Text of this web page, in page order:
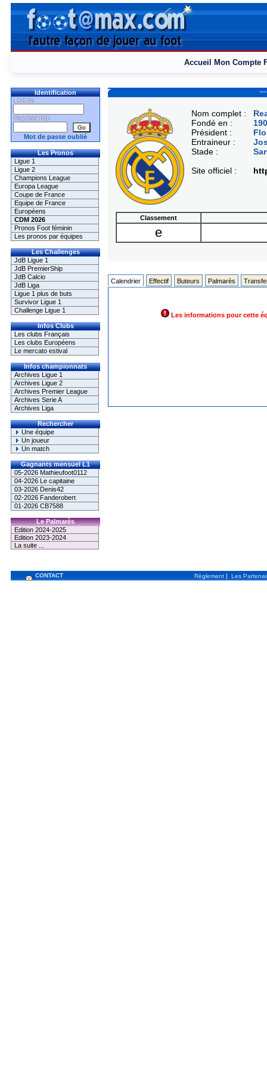
Accueil Mon Compte
Identification
LOGIN
PASSWORD
Mot de passe oublié
Les Pronos
Ligue 1
Ligue 2
Champions League
Europa League
Coupe de France
Equipe de France
Européens
CDM 2026
Pronos Foot féminin
Les pronos par équipes
Les Challenges
JdB Ligue 1
JdB PremierShip
JdB Calcio
JdB Liga
Ligue 1 plus de buts
Survivor Ligue 1
Challenge Ligue 1
Infos Clubs
Les clubs Français
Les clubs Européens
Le mercato estival
Infos championnats
Archives Ligue 1
Archives Ligue 2
Archives Premier League
Archives Serie A
Archives Liga
Rechercher
Une équipe
Un joueur
Un match
Gagnants mensuel L1
05-2026 Mathieufoot0112
04-2026 Le capitaine
03-2026 Denis42
02-2026 Fanderobert
01-2026 CB7588
Le Palmarès
Edition 2024-2025
Edition 2023-2024
La suite ...
Nom complet :
Fondé en :
Président :
Entraineur :
Stade :
Site officiel :
Classement
e
Calendrier Effectif Buteurs Palmarès
Les informations pour cette
CONTACT Règlement | Les